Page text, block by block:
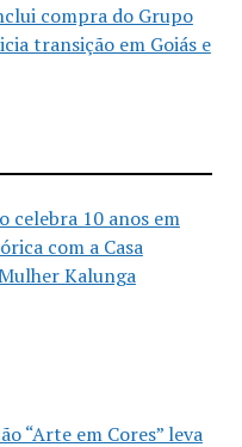
compra do Grupo
transição em Goiás e
celebra 10 anos em
com a Casa
Kalunga
“Arte em Cores” leva